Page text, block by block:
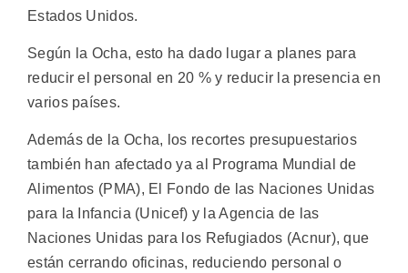
Estados Unidos.
Según la Ocha, esto ha dado lugar a planes para
reducir el personal en 20 % y reducir la presencia en
varios países.
Además de la Ocha, los recortes presupuestarios
también han afectado ya al Programa Mundial de
Alimentos (PMA), El Fondo de las Naciones Unidas
para la Infancia (Unicef) y la Agencia de las
Naciones Unidas para los Refugiados (Acnur), que
están cerrando oficinas, reduciendo personal o